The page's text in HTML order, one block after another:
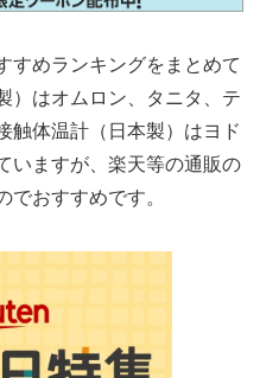
すめランキングをまとめて
）はオムロン、タニタ、テ
触体温計（日本製）はヨド
いますが、楽天等の通販の
でおすすめです。